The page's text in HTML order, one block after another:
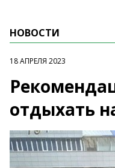
НОВОСТИ
18 АПРЕЛЯ 2023
отдыхать